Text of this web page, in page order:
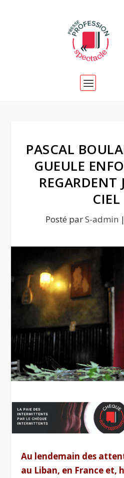
PASCAL
GUEULE
REGARDENT
Posté parS-admin |
Au lendemain des
au Liban, en France et,